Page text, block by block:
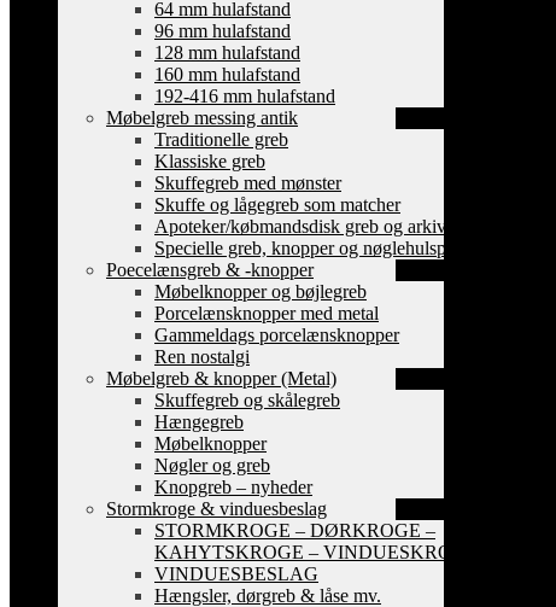
64 mm hulafstand
96 mm hulafstand
128 mm hulafstand
160 mm hulafstand
192-416 mm hulafstand
Møbelgreb messing antik
Traditionelle greb
Klassiske greb
Skuffegreb med mønster
Skuffe og lågegreb som matcher
Apoteker/købmandsdisk greb og arkiv skilte
Specielle greb, knopper og nøglehulsplader
Poecelænsgreb & -knopper
Møbelknopper og bøjlegreb
Porcelænsknopper med metal
Gammeldags porcelænsknopper
Ren nostalgi
Møbelgreb & knopper (Metal)
Skuffegreb og skålegreb
Hængegreb
Møbelknopper
Nøgler og greb
Knopgreb – nyheder
Stormkroge & vinduesbeslag
STORMKROGE – DØRKROGE –
KAHYTSKROGE – VINDUESKROGE
VINDUESBESLAG
Hængsler, dørgreb & låse mv.